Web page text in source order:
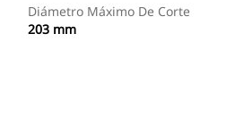
Diámetro Máximo De Corte
203 mm